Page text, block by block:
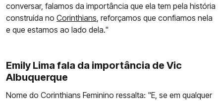
conversar, falamos da importância que ela tem pela história
construída no Corinthians , reforçamos que confiamos nela
e que estamos ao lado dela."
Emily Lima fala da importância de Vic
Albuquerque
Nome do Corinthians Feminino ressalta: "E, se em qualquer